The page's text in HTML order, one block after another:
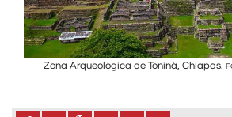
Zona Arqueológica de Toniná, Chiapas.